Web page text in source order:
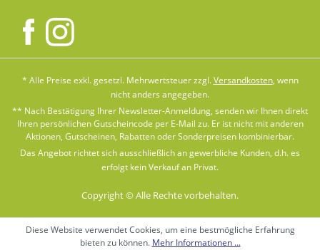
* Alle Preise exkl. gesetzl. Mehrwertsteuer zzgl.Versandkosten, wenn
nicht anders angegeben.
** Nach Bestätigung Ihrer Newsletter-Anmeldung, senden wir Ihnen direkt
Ihren persönlichen Gutscheincode per E-Mail zu. Er ist nicht mit anderen
Aktionen, Gutscheinen, Rabatten oder Sonderpreisen kombinierbar.
Das Angebot richtet sich ausschließlich an gewerbliche Kunden, d.h. es
erfolgt kein Verkauf an Privat.
Copyright © Alle Rechte vorbehalten.
Diese Website verwendet Cookies, um eine bestmögliche Erfahrung
bieten zu können. Mehr Informationen ...